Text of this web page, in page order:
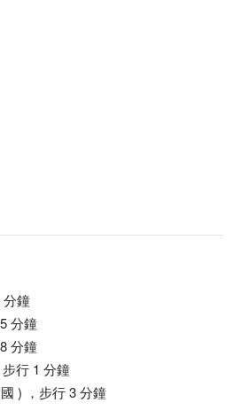
分鐘
分鐘
分鐘
行 1 分鐘
) ，步行 3 分鐘